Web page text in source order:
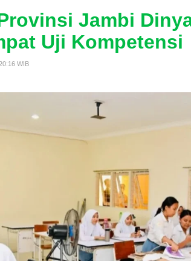
Jambi
Uji Kompetensi
WIB